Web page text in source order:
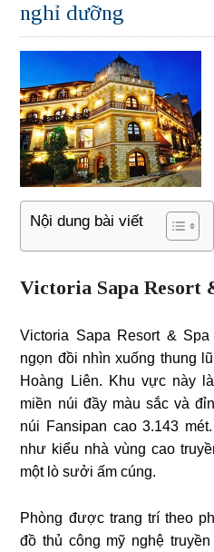
nghỉ dưỡng
Nội dung bài viết
Victoria Sapa Resort
Victoria Sapa Resort &
ngọn đồi nhìn xuống thung
Hoàng Liên. Khu vực này
miền núi đầy màu sắc và
núi Fansipan cao 3.143
như kiểu nhà vùng cao
một lò sưởi ấm cúng.
Phòng được trang trí theo
đồ thủ công mỹ nghệ